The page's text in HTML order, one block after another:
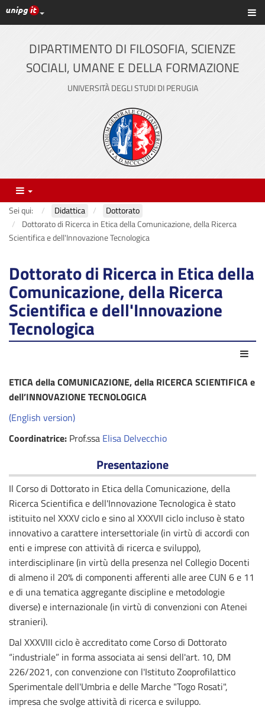
Vai
al
contenuto
principale
Link ai principali servizi web di Ateneo
DIPARTIMENTO DI FILOSOFIA, SCIENZE
SOCIALI, UMANE E DELLA FORMAZIONE
UNIVERSITÀ DEGLI STUDI DI PERUGIA
Menu
Sei qui: Didattica
Dottorato
Dottorato di Ricerca in Etica della Comunicazione, della Ricerca
Scientifica e dell'Innovazione Tecnologica
Dottorato di Ricerca in Etica della
Comunicazione, della Ricerca
Scientifica e dell'Innovazione
Tecnologica
ETICA della COMUNICAZIONE, della RICERCA SCIENTIFICA e
dell’INNOVAZIONE TECNOLOGICA
(English version)
Coordinatrice: Prof.ssa Elisa Delvecchio
Presentazione
Il Corso di Dottorato in Etica della Comunicazione, della
Ricerca Scientifica e dell'Innovazione Tecnologica è stato
istituito nel XXXV ciclo e sino al XXXVII ciclo incluso è stato
innovativo a carattere intersettoriale (in virtù di accordi con
enti e imprese con attività di ricerca e sviluppo),
interdisciplinare (in virtù della presenza nel Collegio Docenti
di almeno il 20% di componenti afferenti alle aree CUN 6 e 11
e di una tematica aggregante discipline e metodologie
diverse) e internazionale (in virtù di convenzioni con Atenei
stranieri).
Dal XXXVIII ciclo è accreditato come Corso di Dottorato
“industriale” in forma associata ai sensi dell'art. 10, DM
226/2021, con convenzione con l'Istituto Zooprofilattico
Sperimentale dell'Umbria e delle Marche "Togo Rosati",
impresa che svolge attività di ricerca e sviluppo.